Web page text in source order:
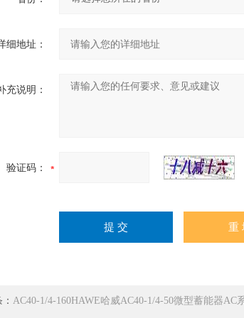
细地址：
充说明：
验证码：
AC40-1/4-160HAWE哈威AC40-1/4-50微型蓄能器AC